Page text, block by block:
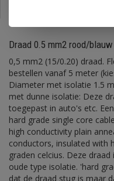
Draad 0.5 mm2 rood/blauw
0,5 mm2 (15/0.20) draad.
bestellen vanaf 5 meter
Diameter met isolatie 1.5
met dunne isolatie: Deze
toegepast in auto's etc.
hard grade single core
high conductivity plain
conductors, insulated with
graden celcius. Deze
oude type isolatie. 'hard
dat de draad stug is maar